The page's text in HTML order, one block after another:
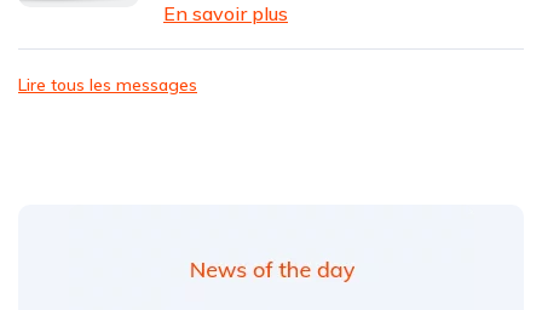
En savoir plus
Lire tous les messages